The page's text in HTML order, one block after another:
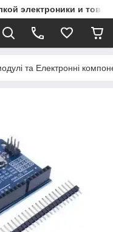
электроники и
та Електронні